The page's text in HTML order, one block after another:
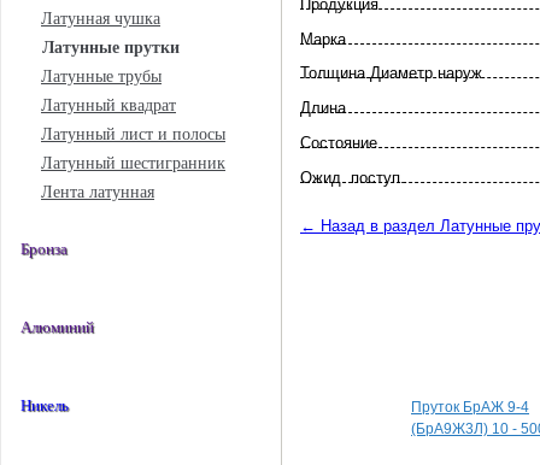
Латунная чушка
Латунные прутки
Латунные трубы
Латунный квадрат
Латунный лист и полосы
Латунный шестигранник
Лента латунная
Бронза
Алюминий
Никель
Продукция
Марка
Толщина Диаметр наруж
Длина
Состояние
Ожид. поступ.
← Назад в раздел Латунные
Пруток БрАЖ 9-4
(БрА9Ж3Л) 10 -